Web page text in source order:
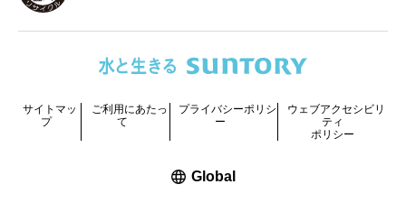
サイトマッ
プ
ご利用にあたっ
て
プライバシーポリシ
ー
ウェブアクセシビリ
ティ
ポリシー
Global新しいウィンドウで開く